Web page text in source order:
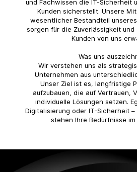
und Fachwissen die IT-Sicherheit
Kunden sicherstellt. Unsere
wesentlicher Bestandteil
sorgen für die Zuverlässigkeit
Kunden von uns
Was uns
Wir verstehen uns als
Unternehmen aus
Unser Ziel ist es, langfristige
aufzubauen, die auf Vertrauen,
individuelle Lösungen setzen.
Digitalisierung oder IT-Sicherheit –
stehen Ihre Bedürfnisse